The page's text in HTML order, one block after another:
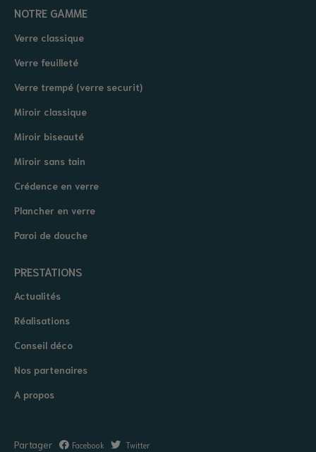
NOTRE GAMME
Verre classique
Verre feuilleté
Verre trempé (verre securit)
Miroir classique
Miroir biseauté
Miroir sans tain
Crédence en verre
Plancher en verre
Paroi de douche
PRESTATIONS
Actualités
Réalisations
Conseil déco
Nos partenaires
A propos
Partager Facebook Twitter